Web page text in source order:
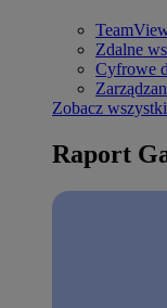
Zdalne
Cyfrowe
Zobacz
Raport